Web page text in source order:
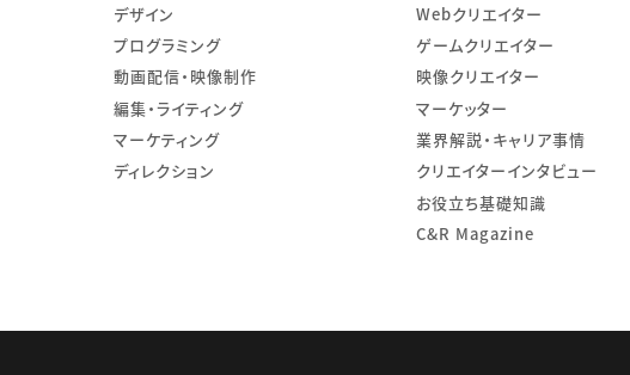
デザイン
プログラミング
動画配信・映像制作
編集・ライティング
マーケティング
ディレクション
Webクリエイター
ゲームクリエイター
映像クリエイター
マーケッター
業界解説・キャリア事情
クリエイターインタビュー
お役立ち基礎知識
C&R Magazine